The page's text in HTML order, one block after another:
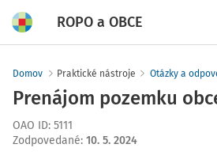
ROPO a OBCE
Domov Praktické nástroje Otázky a
Prenájom pozemku
OAO ID: 5111
Zodpovedané: 10. 5. 2024